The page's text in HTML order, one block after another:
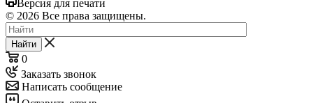
Версия для печати
© 2026 Все права защищены.
Найти
0
Заказать звонок
Написать сообщение